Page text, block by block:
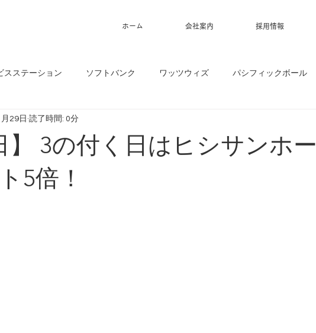
ホーム 会社案内 採用情報
スステーション ソフトバンク ワッツウィズ パシフィックボール
】 3の付く日はヒシサンホー
5倍！
29日 読了時間: 0分